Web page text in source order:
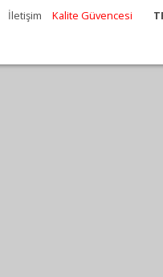
İletişim Kalite Güvencesi